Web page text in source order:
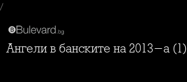
/
Ангели в банските на 2013-а (1)